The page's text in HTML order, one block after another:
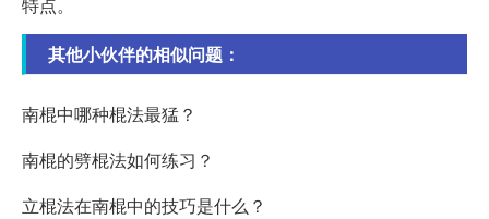
其他小伙伴的相似问题：
南棍中哪种棍法最猛？
南棍的劈棍法如何练习？
立棍法在南棍中的技巧是什么？